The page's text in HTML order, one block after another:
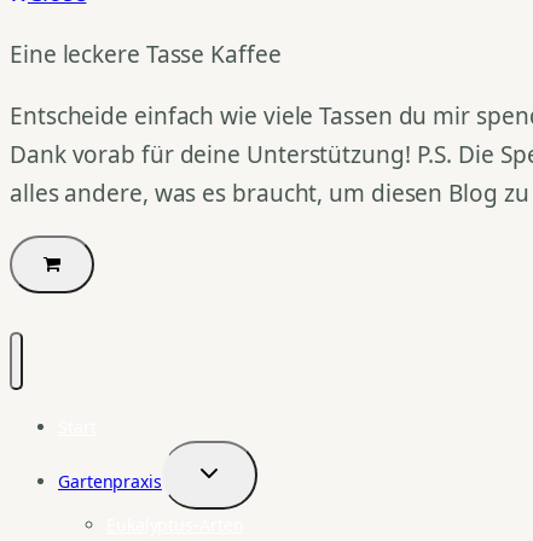
Eine leckere Tasse Kaffee
Entscheide einfach wie viele Tassen du mir
Dank vorab für deine Unterstützung! P.S. Die
alles andere, was es braucht, um diesen Blog
Gartenpraxis
Untermenü
umschalten